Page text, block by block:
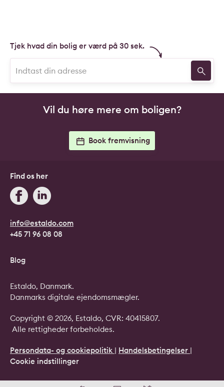
Tjek hvad din bolig er værd på 30 sek.
Vil du høre mere om boligen?
Book fremvisning
info@estaldo.com
+45 71 96 08 08
Find os her
Blog
Copyright © 2026, Estaldo, CVR: 40415807.
Alle rettigheder forbeholdes.
Persondata- og cookiepolitik | Handelsbetingelser |
Cookie indstillinger
Estaldo, Danmark.
Danmarks digitale ejendomsmægler.